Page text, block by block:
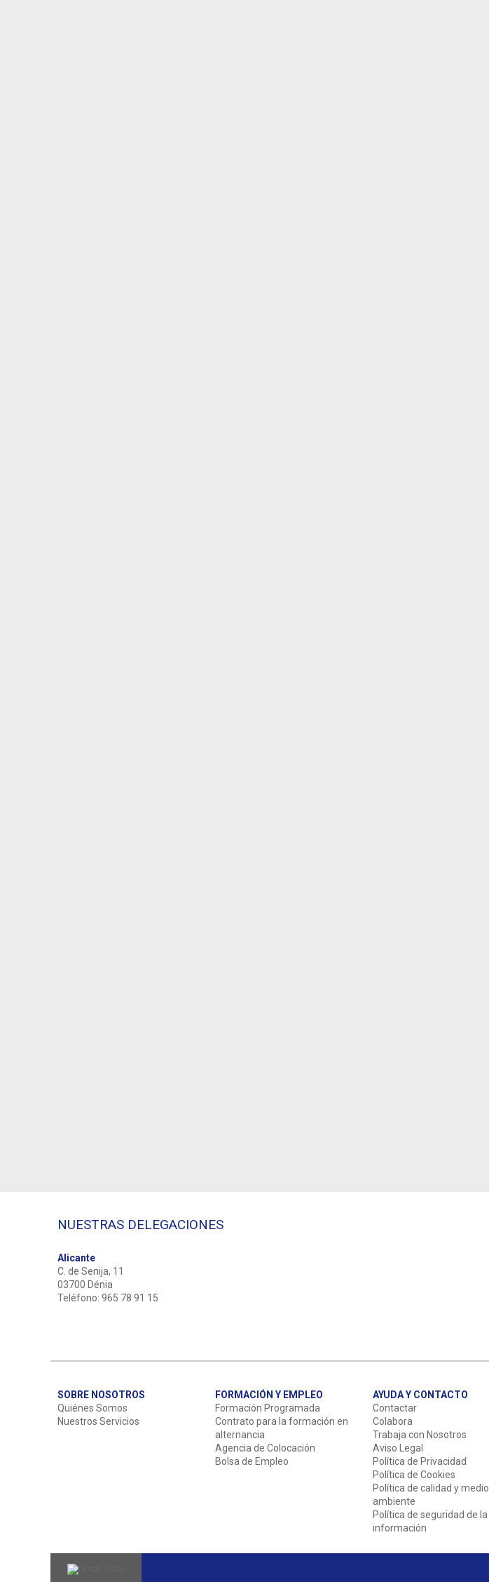
NUESTRAS DELEGACIONES
Alicante
C. de Senija, 11
03700 Dénia
Teléfono: 965 78 91 15
SOBRE NOSOTROS
Quiénes Somos
Nuestros Servicios
FORMACIÓN Y EMPLEO
Formación Programada
Contrato para la formación en
alternancia
Agencia de Colocación
Bolsa de Empleo
AYUDA Y CONTACTO
Contactar
Colabora
Trabaja con Nosotros
Aviso Legal
Política de Privacidad
Política de Cookies
Política de calidad y medio
ambiente
Política de seguridad de la
información